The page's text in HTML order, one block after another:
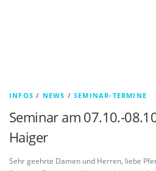
INFOS / NEWS /SEMINAR-TERMINE
Seminar am 07.10.-
Haiger
Sehr geehrte Damen und Herren, liebe